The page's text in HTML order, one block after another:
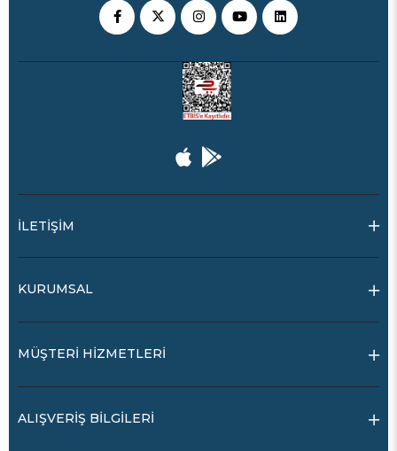
İLETİŞİM
KURUMSAL
MÜŞTERİ HİZMETLERİ
ALIŞVERİŞ BİLGİLERİ